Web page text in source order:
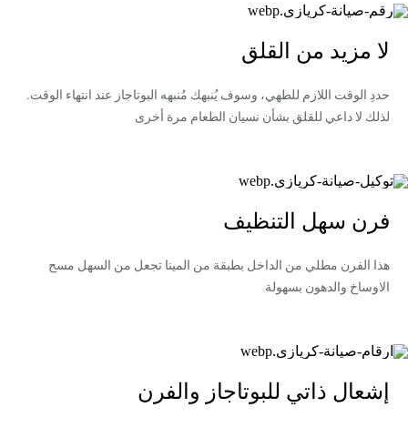
لا مزيد من القلق
حددِ الوقت اللازم للطهي، وسوف يُنبهك مُنبهه البوتاجاز عند انتهاء الوقت.
لذلك لا داعي للقلق بشأن نسيان الطعام مرة أخرى
فرن سهل التنظيف
هذا الفرن مطلي من الداخل بطبقة من المينا تجعل من السهل مسح
الاوساخ والدهون بسهولة
إشعال ذاتي للبوتاجاز والفرن